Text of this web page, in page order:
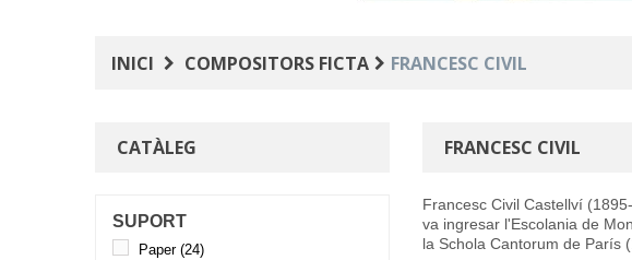
INICI COMPOSITORS FICTA FRANCESC CIVIL
CATÀLEG
SUPORT
Paper(24)
FRANCESC CIVIL
Francesc Civil Castellví
va ingresar l'Escolania de
la Schola Cantorum de París (